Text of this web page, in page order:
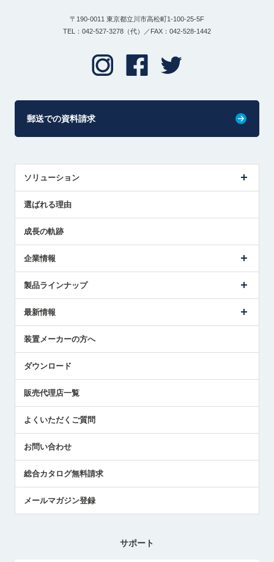
〒190-0011 東京都立川市高松町1-100-25-5F
TEL：042-527-3278（代）／FAX：042-528-1442
郵送での資料請求
ソリューション
解決策提案
選ばれる理由
成長の軌跡
企業情報
ごあいさつ
受賞履歴
採用情報
国/地域/言語
製品ラインナップ
ツールセッタ製品
エアマイクロセンサ製品
最新情報
メトロールの技術
社員ブログ
中小企業のBCP地震対策
センサのテクニカルガイド
社長ブログ
装置メーカーの方へ
ダウンロード
販売代理店一覧
よくいただくご質問
お問い合わせ
総合カタログ無料請求
メールマガジン登録
サポート